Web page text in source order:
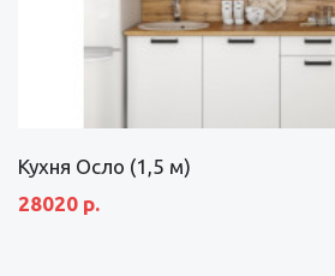
Кухня Осло (1,5 м)
28020 р.